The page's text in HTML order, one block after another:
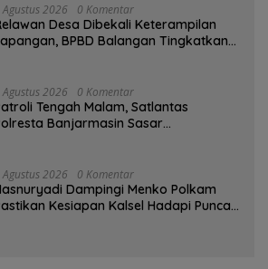
Agustus 2026 0 Komentar
Desa Dibekali Keterampilan
BPBD Balangan Tingkatkan
Agustus 2026 0 Komentar
Tengah Malam, Satlantas
Banjarmasin Sasar
Agustus 2026 0 Komentar
Dampingi Menko Polkam
Kesiapan Kalsel Hadapi Puncak